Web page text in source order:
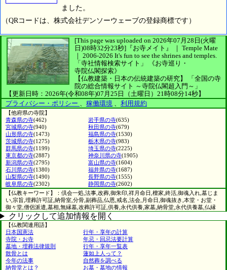
ました。
（QRコードは、株式会社デンソーウェーブの登録商標です）
[This page was uploaded on 2026年07月28日(火曜
日)08時32分23秒] 『お寺メイト』 ｜ Temple Mate
｜ 2006-2026 It's fun to see the shrines and temples.
「寺社情報検索サイト」
《お寺巡り・
寺院仏閣探索》
【仏教建築・日本の伝統建築の研究】
「全国の寺
院の総合情報サイト ～寺院仏閣超入門～」
【更新日時：2026年(令和08年)07月25日（土曜日）21時08分14秒】
プライバシー・ポリシー 、 稼働環境 、 利用規約
【他府県の寺院】
青森県の寺(462) 岩手県の寺(635)
宮城県の寺(940) 秋田県の寺(679)
山形県の寺(1473) 福島県の寺(1530)
茨城県の寺(1275) 栃木県の寺(983)
群馬県の寺(1199) 埼玉県の寺(2225)
東京都の寺(2887) 神奈川県の寺(1905)
新潟県の寺(2795) 富山県の寺(1604)
石川県の寺(1380) 福井県の寺(1687)
山梨県の寺(1490) 長野県の寺(1555)
岐阜県の寺(2302) 静岡県の寺(2602)
【仏教キーワード】：倶会一処,法事,改葬,御朱印,祥月命日,檀家,終活,御魂入れ,墓じま
い,宗旨,埋葬許可証,納骨室,分骨,副葬品,仏恩,戒名,法会,月命日,御魂抜き,本堂・お堂・
御々堂,僧侶派遣,墓相,無縁墓,改葬許可証,供養,永代供養,家墓,納骨堂,永代供養墓,仏縁
クリックして追加情報を開く
【仏教関連用語】
日本国憲法
行年・享年の計算
寺院・お寺
年忌・回忌法要計算
墓地・埋葬法律規則
行年・享年一覧表
散骨とは
蓮如上人って？
今年の法事
自然葬を調べる
納骨堂とは？
お墓・墓地の情報